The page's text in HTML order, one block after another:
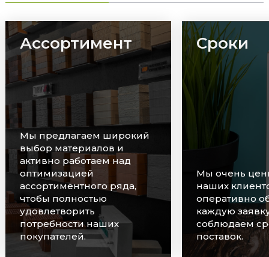
Ассортимент
Мы предлагаем широкий
выбор материалов и
активно работаем над
оптимизацией
ассортиментного ряда,
чтобы полностью
удовлетворить
потребности наших
покупателей.
Сроки
Мы очень
наших
оперативно
каждую
соблюдаем
поставок.